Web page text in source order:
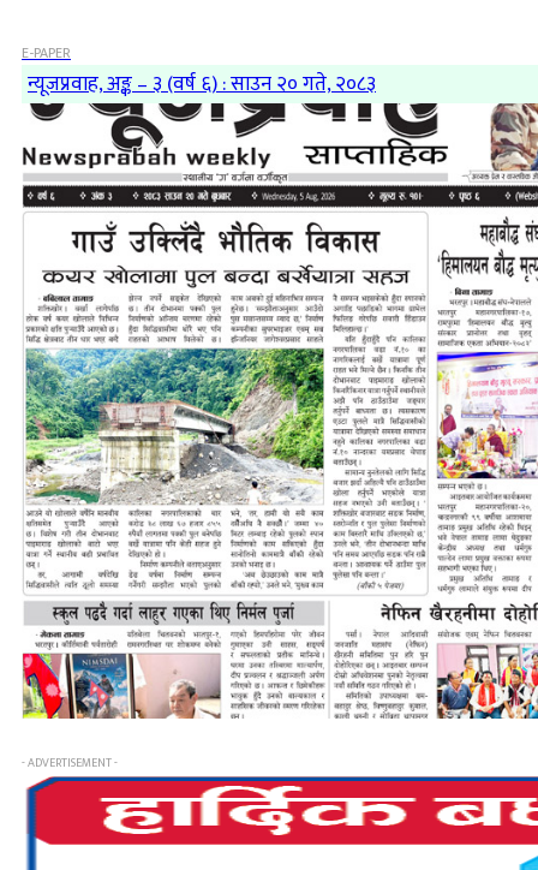
E-PAPER
न्यूजप्रवाह, अङ्क – ३ (वर्ष ६) : साउन २० गते, २०८३
- ADVERTISEMENT -